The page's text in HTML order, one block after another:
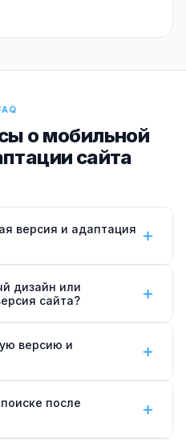
о мобильной
сайта
версия и адаптация
небольшого сайта.
проверки
дизайн или
сайта?
CSS, который
(m.site.ru) —
версию и
test/mobile-
после